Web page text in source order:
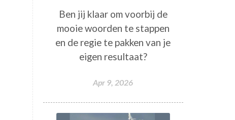
Ben jij klaar om voorbij de
mooie woorden te stappen
en de regie te pakken van je
eigen resultaat?
Apr 9, 2026